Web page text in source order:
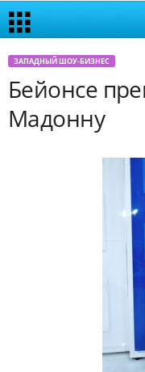
ЗАПАДНЫЙ ШОУ-БИЗНЕС
Бейонсе
Мадонну